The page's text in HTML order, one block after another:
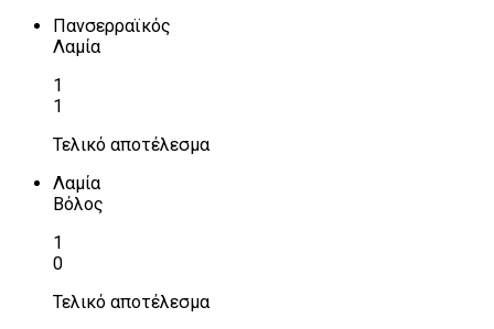
Πανσερραϊκός
Λαμία
1
1
Τελικό αποτέλεσμα
Λαμία
Βόλος
1
0
Τελικό αποτέλεσμα